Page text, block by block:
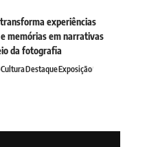
experiências
memórias em narrativas
da fotografia
CulturaDestaqueExposição